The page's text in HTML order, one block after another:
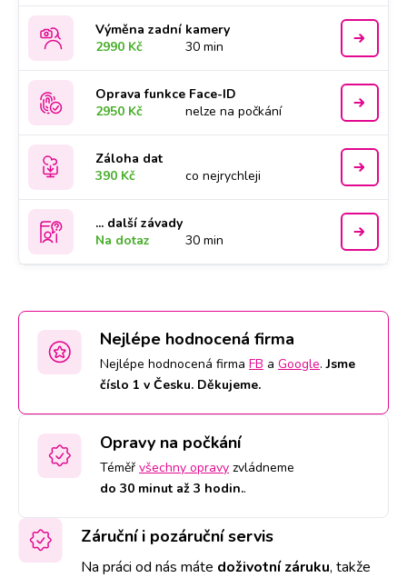
Výměna zadní kamery
2990 Kč
30 min
Oprava funkce Face-ID
2950 Kč
nelze na počkání
Záloha dat
390 Kč
co nejrychleji
... další závady
Na dotaz
30 min
Nejlépe hodnocená firma
Nejlépe hodnocená firma FB a Google.Jsme
číslo 1 v Česku. Děkujeme.
Opravy na počkání
Téměř všechny opravy zvládneme
do 30 minut až 3 hodin..
Záruční i pozáruční servis
Na práci od nás máte doživotní záruku, takže